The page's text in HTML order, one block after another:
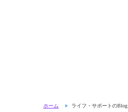
ホーム ライフ・サポートのBlog